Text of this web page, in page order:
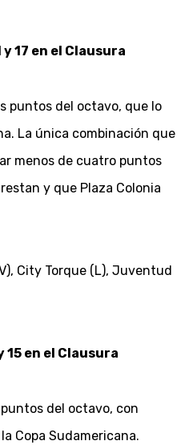
17 en el Clausura
puntos del octavo, que lo
La única combinación que
menos de cuatro puntos
y que Plaza Colonia
City Torque (L), Juventud
15 en el Clausura
puntos del octavo, con
Copa Sudamericana.